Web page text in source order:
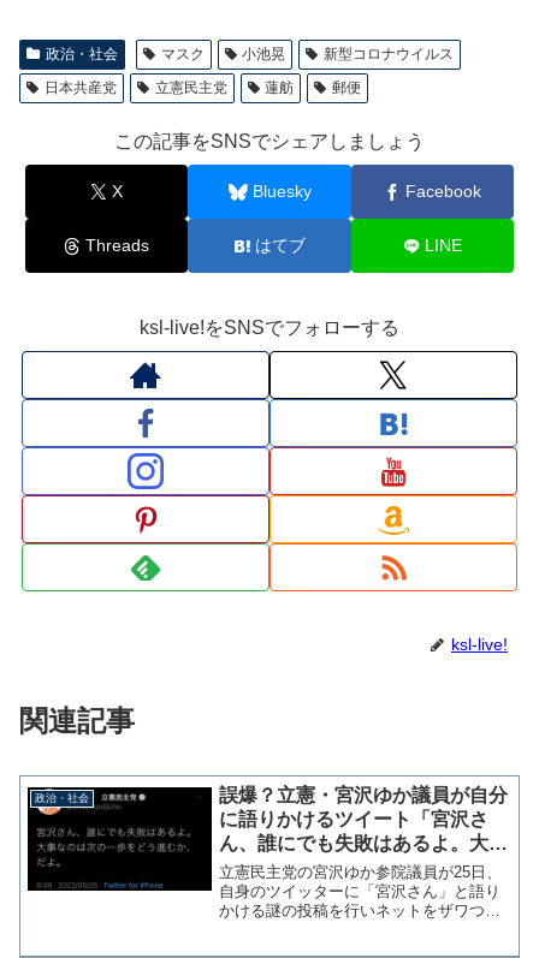
政治・社会 マスク 小池晃
新型コロナウイルス
日本共産党
立憲民主党 蓮舫 郵便
この記事をSNSでシェアしましょう
X Bluesky Facebook
Threads はてブ LINE
ksl-live!をSNSでフォローする
ksl-live!
関連記事
政治・社会
誤爆？立憲・宮沢ゆか議員が自分
に語りかけるツイート「宮沢さ
ん、誰にでも失敗はあるよ。大事
なのは次の一歩をどう進むか、だ
よ。」
立憲民主党の宮沢ゆか参院議員が25日、
自身のツイッターに「宮沢さん」と語り
かける謎の投稿を行いネットをザワつか